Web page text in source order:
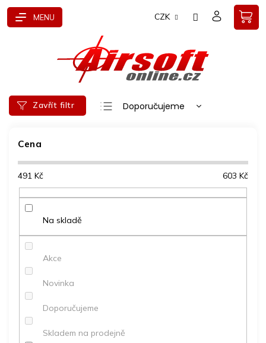
Přejít
CZK
Ř
a
í
r
u
Doporučujeme
Nejprodávanější
Zavřít filtr
Cena
491 Kč 603 Kč
Na skladě
Akce
Novinka
Doporučujeme
Skladem na prodejně